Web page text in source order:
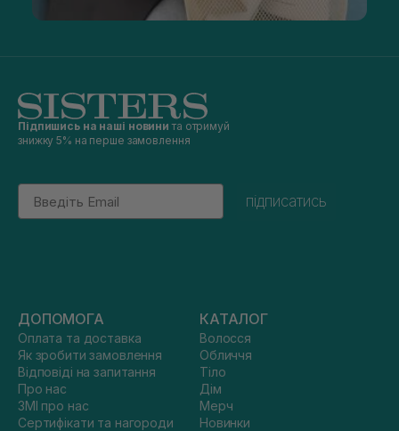
Підпишись на наші новини та отримуй
знижку 5% на перше замовлення
Email
підписатись
ДОПОМОГА
Оплата та доставка
Як зробити замовлення
Відповіді на запитання
Про нас
ЗМІ про нас
Сертифікати та нагороди
КАТАЛОГ
Волосся
Обличчя
Тіло
Дім
Мерч
Новинки